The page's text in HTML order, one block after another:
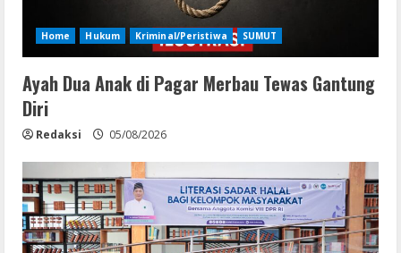
Home Hukum Kriminal/Peristiwa SUMUT
Ayah Dua Anak di Pagar Merbau Tewas Gantung
Diri
Redaksi 05/08/2026